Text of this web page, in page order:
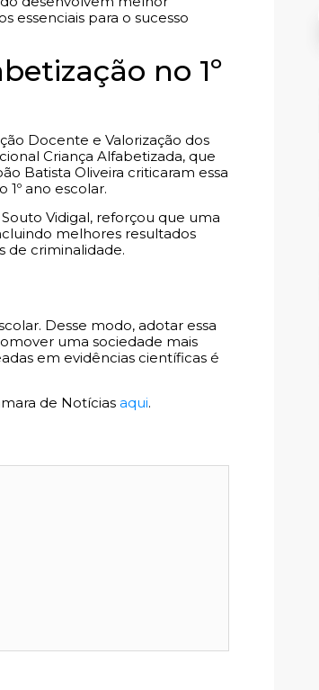
essenciais para o sucesso
no 1º
Docente e Valorização dos
Criança Alfabetizada, que
Batista Oliveira criticaram essa
ano escolar.
Vidigal, reforçou que uma
melhores resultados
de criminalidade.
Desse modo, adotar essa
uma sociedade mais
em evidências científicas é
de Notícias aqui.